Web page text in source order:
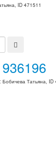
ID 471511
Бобичева Татьяна, ID